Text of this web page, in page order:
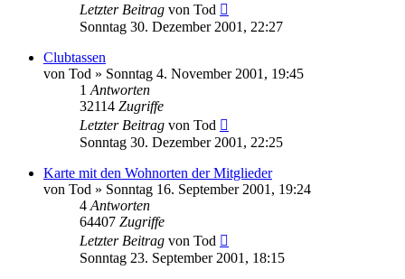
Letzter Beitrag von Tod
Sonntag 30. Dezember 2001, 22:27
Clubtassen
von Tod » Sonntag 4. November 2001, 19:45
1 Antworten
32114 Zugriffe
Letzter Beitrag von Tod
Sonntag 30. Dezember 2001, 22:25
Karte mit den Wohnorten der Mitglieder
von Tod » Sonntag 16. September 2001, 19:24
4 Antworten
64407 Zugriffe
Letzter Beitrag von Tod
Sonntag 23. September 2001, 18:15